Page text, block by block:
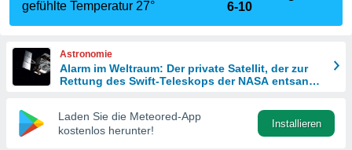
sind.
diese
gefühlte Temperatur 27°
6-10
Astronomie
Alarm im Weltraum: Der private Satellit, der zur
Rettung des Swift-Teleskops der NASA entsandt
Laden Sie die Meteored-App
kostenlos herunter!
Installieren